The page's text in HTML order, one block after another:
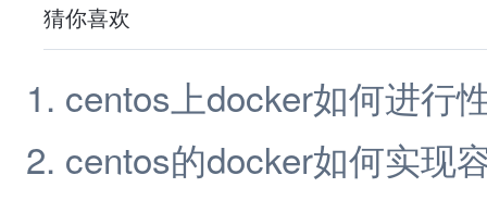
猜你喜欢
centos上docker如何进行
centos的docker如何实现